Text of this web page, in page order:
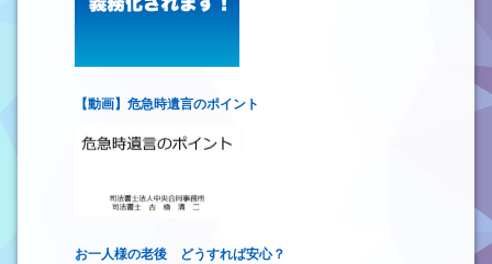
【動画】危急時遺言のポイント
お一人様の老後 どうすれば安心？